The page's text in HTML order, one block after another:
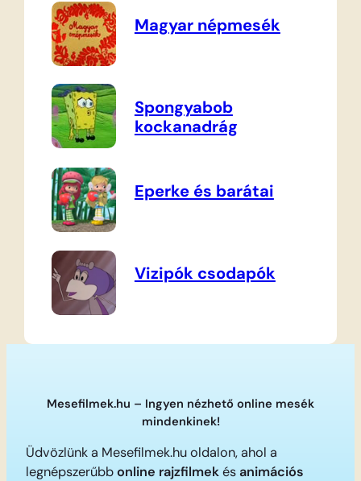
Magyar népmesék
Spongyabob
kockanadrág
Eperke és barátai
Vizipók csodapók
Mesefilmek.hu – Ingyen nézhető online mesék
mindenkinek!
Üdvözlünk a Mesefilmek.hu oldalon, ahol a
legnépszerűbbonline rajzfilmekésanimációs